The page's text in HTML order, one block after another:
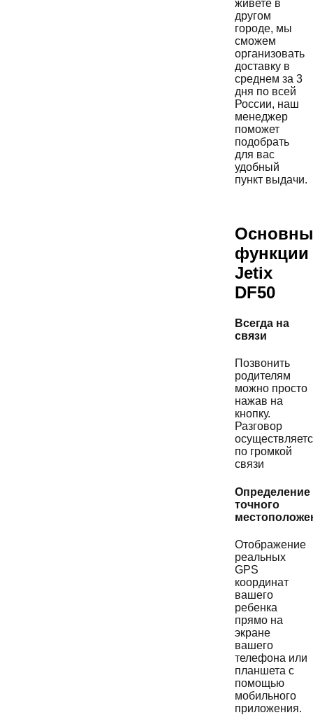
живете в
другом
городе, мы
сможем
организовать
доставку в
среднем за 3
дня по всей
России, наш
менеджер
поможет
подобрать
для вас
удобный
пункт выдачи.
функции
Jetix
DF50
Всегда на
связи
Позвонить
родителям
можно просто
нажав на
кнопку.
Разговор
по громкой
связи
Определение
точного
Отображение
реальных
GPS
координат
вашего
ребенка
прямо на
экране
вашего
телефона или
планшета с
помощью
мобильного
приложения.